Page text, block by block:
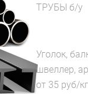
ТРУБЫ б/у
Уголок,
швеллер,
от 35 руб/кг